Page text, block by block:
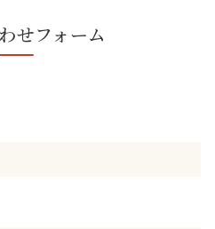
せフォーム